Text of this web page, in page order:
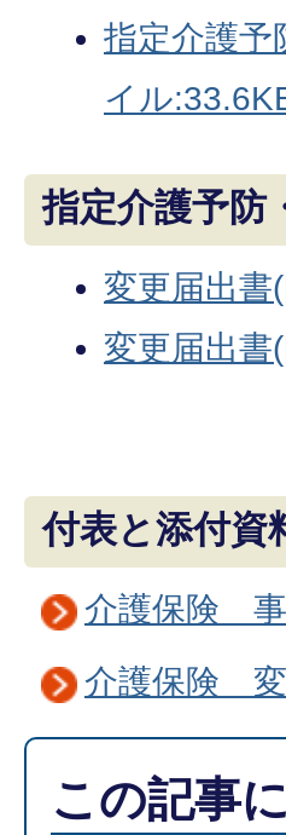
指定介護予
イル
指定介護予防
変更届出
変更届出
付表と添付資
介護保険 事
介護保険 変
この記事